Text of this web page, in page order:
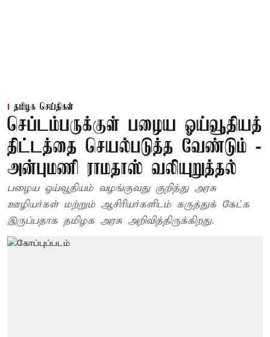
தமிழக செய்திகள்
செப்டம்பருக்குள் பழைய ஓய்வூதியத்
திட்டத்தை செயல்படுத்த வேண்டும் -
அன்புமணி ராமதாஸ் வலியுறுத்தல்
பழைய ஓய்வூதியம் வழங்குவது குறித்து அரசு
ஊழியர்கள் மற்றும் ஆசிரியர்களிடம் கருத்துக் கேட்க
இருப்பதாக தமிழக அரசு அறிவித்திருக்கிறது.